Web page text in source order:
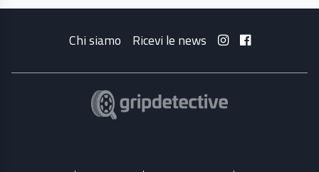
Chi siamo Ricevi le news